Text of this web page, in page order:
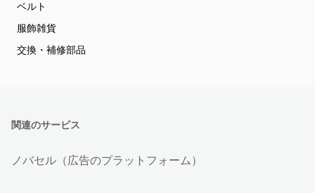
ベルト
服飾雑貨
交換・補修部品
関連のサービス
ノバセル（広告のプラットフォーム）